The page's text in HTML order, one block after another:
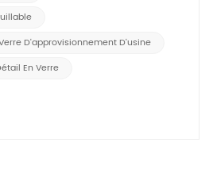
D'approvisionnement D'usine
En Verre